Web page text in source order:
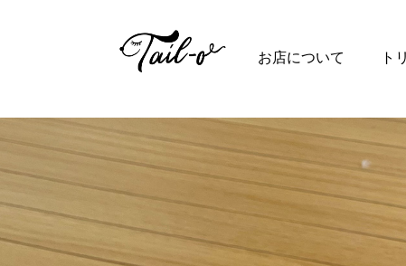
お店について ト